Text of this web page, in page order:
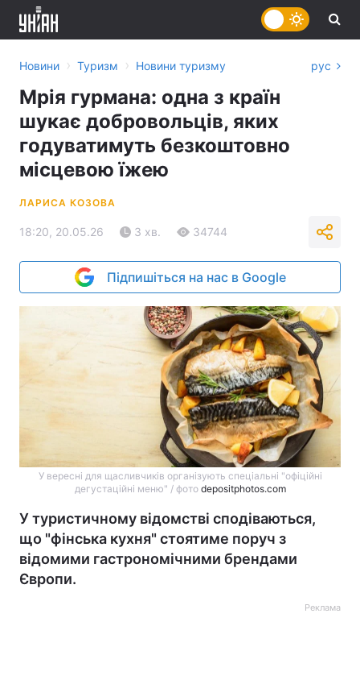
Новини › Туризм › Новини туризму рус
Мрія гурмана: одна з країн
шукає добровольців, яких
годуватимуть безкоштовно
місцевою їжею
ЛАРИСА КОЗОВА
18:20, 20.05.26 3 хв. 34744
Підпишіться на нас в Google
У вересні для щасливчиків організують спеціальні "офіційні
дегустаційні меню" / фото depositphotos.com
У туристичному відомстві сподіваються,
що "фінська кухня" стоятиме поруч з
відомими гастрономічними брендами
Європи.
Реклама